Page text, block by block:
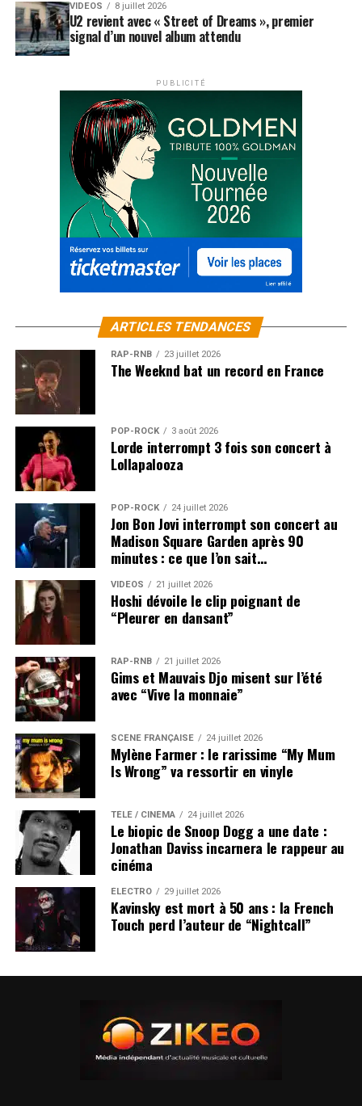
VIDEOS 8 juillet 2026
U2 revient avec « Street of Dreams », premier
signal d’un nouvel album attendu
PUBLICITÉ
ARTICLES TENDANCES
RAP-RNB 23 juillet 2026
The Weeknd bat un record en France
POP-ROCK 3 août 2026
Lorde interrompt 3 fois son concert à
Lollapalooza
POP-ROCK 24 juillet 2026
Jon Bon Jovi interrompt son concert au
Madison Square Garden après 90
minutes : ce que l’on sait…
VIDEOS 21 juillet 2026
Hoshi dévoile le clip poignant de
“Pleurer en dansant”
RAP-RNB 21 juillet 2026
Gims et Mauvais Djo misent sur l’été
avec “Vive la monnaie”
SCÈNE FRANÇAISE 24 juillet 2026
Mylène Farmer : le rarissime “My Mum
Is Wrong” va ressortir en vinyle
TÉLÉ / CINÉMA 24 juillet 2026
Le biopic de Snoop Dogg a une date :
Jonathan Daviss incarnera le rappeur au
cinéma
ÉLECTRO 29 juillet 2026
Kavinsky est mort à 50 ans : la French
Touch perd l’auteur de “Nightcall”